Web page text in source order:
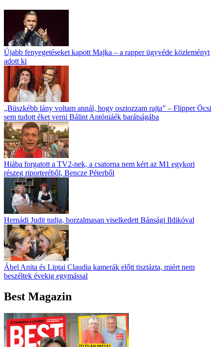
Újabb fenyegetéseket kapott Majka – a rapper ügyvéde közleményt
adott ki
„Büszkébb lány voltam annál, hogy osztozzam rajta” – Flipper Öcsi
sem tudott éket verni Bálint Antóniáék barátságába
Hiába forgatott a TV2-nek, a csatorna nem kért az M1 egykori
részeg riporteréből, Bencze Péterből
Hernádi Judit tudja, borzalmasan viselkedett Bánsági Ildikóval
Ábel Anita és Liptai Claudia kamerák előtt tisztázta, miért nem
beszéltek évekig egymással
Best Magazin